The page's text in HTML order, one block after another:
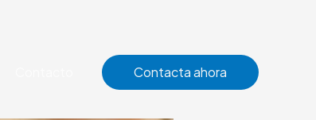
Contacta ahora